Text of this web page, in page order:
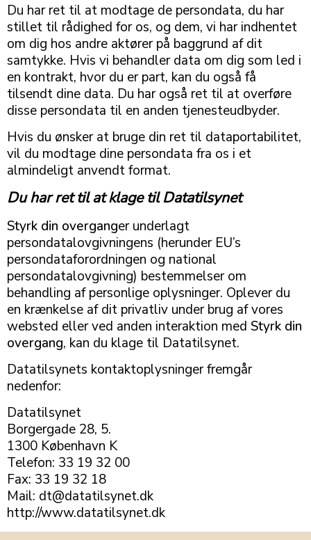
Du har ret til at modtage de persondata, du har
stillet til rådighed for os, og dem, vi har indhentet
om dig hos andre aktører på baggrund af dit
samtykke. Hvis vi behandler data om dig som led i
en kontrakt, hvor du er part, kan du også få
tilsendt dine data. Du har også ret til at overføre
disse persondata til en anden tjenesteudbyder.
Hvis du ønsker at bruge din ret til dataportabilitet,
vil du modtage dine persondata fra os i et
almindeligt anvendt format.
Du har ret til at klage til Datatilsynet
Styrk din overganger underlagt
persondatalovgivningens (herunder EU’s
persondataforordningen og national
persondatalovgivning) bestemmelser om
behandling af personlige oplysninger. Oplever du
en krænkelse af dit privatliv under brug af vores
websted eller ved anden interaktion med Styrk din
overgang, kan du klage til Datatilsynet.
Datatilsynets kontaktoplysninger fremgår
nedenfor:
Datatilsynet
Borgergade 28, 5.
1300 København K
Telefon: 33 19 32 00
Fax: 33 19 32 18
Mail: dt@datatilsynet.dk
http://www.datatilsynet.dk